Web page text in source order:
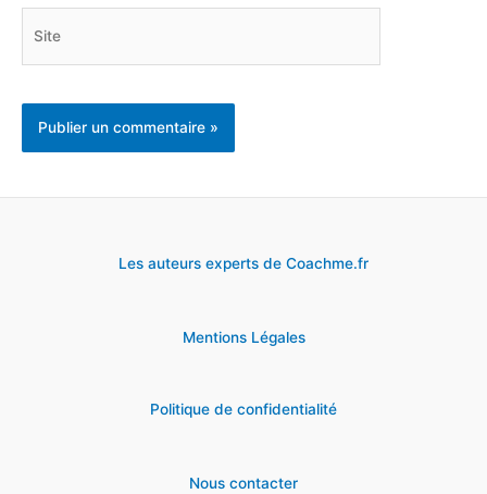
Les auteurs experts de Coachme.fr
Mentions Légales
Politique de confidentialité
Nous contacter